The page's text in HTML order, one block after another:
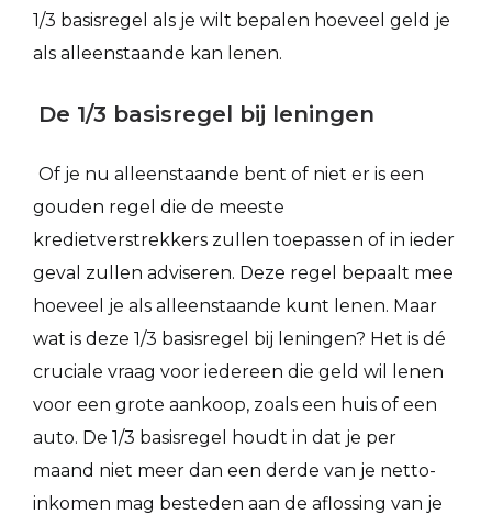
1/3 basisregel als je wilt bepalen hoeveel geld je
als alleenstaande kan lenen.
De 1/3 basisregel bij leningen
Of je nu alleenstaande bent of niet er is een
gouden regel die de meeste
kredietverstrekkers zullen toepassen of in ieder
geval zullen adviseren. Deze regel bepaalt mee
hoeveel je als alleenstaande kunt lenen. Maar
wat is deze 1/3 basisregel bij leningen? Het is dé
cruciale vraag voor iedereen die geld wil lenen
voor een grote aankoop, zoals een huis of een
auto. De 1/3 basisregel houdt in dat je per
maand niet meer dan een derde van je netto-
inkomen mag besteden aan de aflossing van je